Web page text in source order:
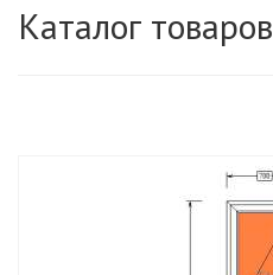
Каталог товаров